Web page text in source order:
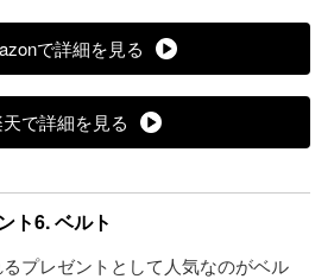
で詳細を見る
で詳細を見る
ト6. ベルト
プレゼントとして人気なのがベル